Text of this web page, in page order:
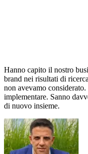
Hanno capito il nostro
brand nei risultati di
non avevamo
implementare. Sanno
di nuovo insieme.